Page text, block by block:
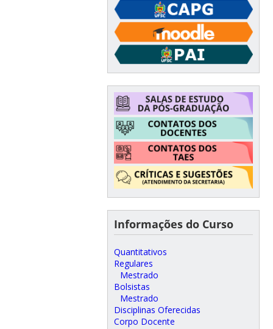
Informações do Curso
Quantitativos
Regulares
Mestrado
Bolsistas
Mestrado
Disciplinas Oferecidas
Corpo Docente